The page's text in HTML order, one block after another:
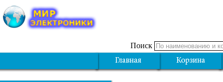
Поиск